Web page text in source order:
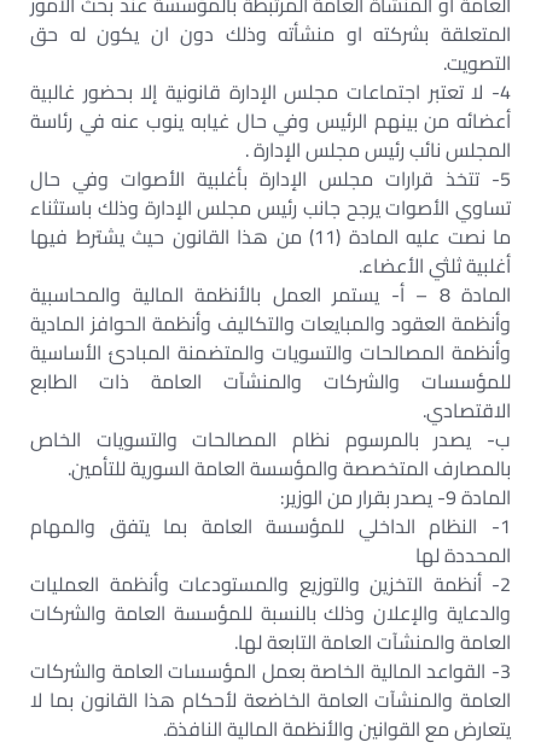
المتعلقة بشركته او منشأته وذلك دون ان يكون له حق
التصويت.‏
4- لا تعتبر اجتماعات مجلس الإدارة قانونية إلا بحضور غالبية
أعضائه من بينهم الرئيس وفي حال غيابه ينوب عنه في رئاسة
المجلس نائب رئيس مجلس الإدارة .‏
5- تتخذ قرارات مجلس الإدارة بأغلبية الأصوات وفي حال
تساوي الأصوات يرجح جانب رئيس مجلس الإدارة وذلك باستثناء
ما نصت عليه المادة (11) من هذا القانون حيث يشترط فيها
أغلبية ثلثي الأعضاء.‏
المادة 8 – أ- يستمر العمل بالأنظمة المالية والمحاسبية
وأنظمة العقود والمبايعات والتكاليف وأنظمة الحوافز المادية
وأنظمة المصالحات والتسويات والمتضمنة المبادئ الأساسية
للمؤسسات والشركات والمنشآت العامة ذات الطابع
الاقتصادي.‏
ب- يصدر بالمرسوم نظام المصالحات والتسويات الخاص
بالمصارف المتخصصة والمؤسسة العامة السورية للتأمين.‏
المادة 9- يصدر بقرار من الوزير:‏
1- النظام الداخلي للمؤسسة العامة بما يتفق والمهام
المحددة لها‏
2- أنظمة التخزين والتوزيع والمستودعات وأنظمة العمليات
والدعاية والإعلان وذلك بالنسبة للمؤسسة العامة والشركات
العامة والمنشآت العامة التابعة لها.‏
3- القواعد المالية الخاصة بعمل المؤسسات العامة والشركات
العامة والمنشآت العامة الخاضعة لأحكام هذا القانون بما لا
يتعارض مع القوانين والأنظمة المالية النافذة.‏